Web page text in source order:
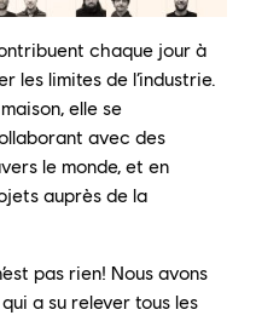
chaque jour à
les limites de l’industrie.
elle se
avec des
le monde, et en
auprès de la
pas rien! Nous avons
a su relever tous les